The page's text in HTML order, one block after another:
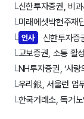
└신한투자증권, 비
└미래에셋박현주재
└ 인사 신한투자증
└교보증권, 소통 활
└NH투자증권, ‘사
└우리銀, 서울런 업
└한국거래소, 독거